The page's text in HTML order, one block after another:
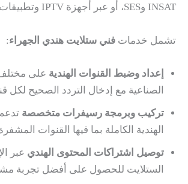
INSAT وSES، أو عبر أجهزة IPTV وتطبيقات البث الهندية.
تشمل خدمات فني ستلايت هندي الجهراء:
إعداد وضبط القنوات الهندية على مختلف
الصناعية مع إدخال التردد الصحيح لكل
تركيب وبرمجة رسيفرات متخصصة
الهندية الكاملة بما فيها القنوات
توصيل اشتراكات المحتوى الهندي عبر
الستلايت للحصول على أفضل تجربة